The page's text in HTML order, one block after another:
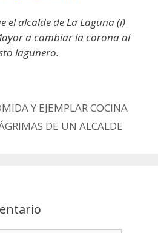
el alcalde de La Laguna (i)
a cambiar la corona al
lagunero.
Y EJEMPLAR COCINA
DE UN ALCALDE